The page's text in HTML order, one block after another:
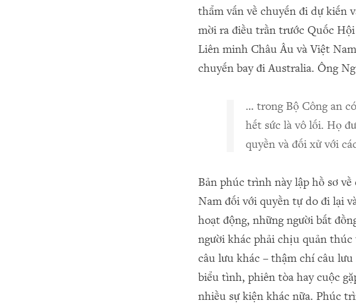
thẩm vấn về chuyến đi dự kiến
mời ra điều trần trước Quốc
Liên minh Châu Âu và Việt
chuyến bay đi Australia. Ông
… trong Bộ Công an
hết sức là vô lối. Họ
quyền và đối xử với
Bản phúc trình này lập hồ sơ
Nam đối với quyền tự do đi lại
hoạt động, những người bất
người khác phải chịu quản
câu lưu khác – thậm chí câu
biểu tình, phiên tòa hay cuộc
nhiều sự kiện khác nữa. Phúc